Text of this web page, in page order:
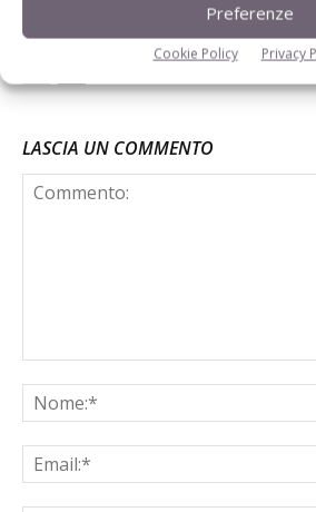
Preferenze
Cookie Policy Privacy
l’abbattimento
LASCIA UN COMMENTO